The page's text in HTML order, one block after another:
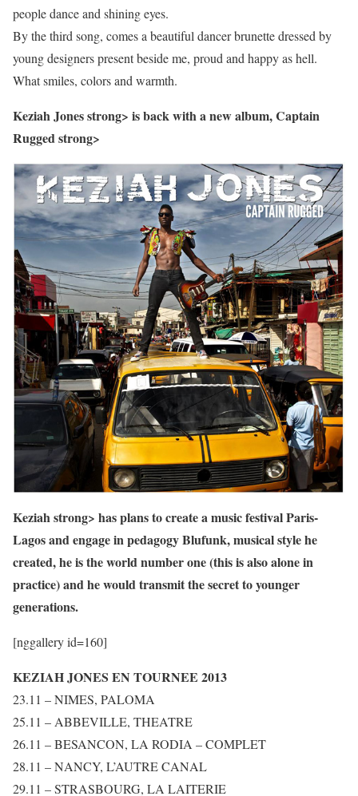
people dance and shining eyes.
By the third song, comes a beautiful dancer brunette dressed by
young designers present beside me, proud and happy as hell.
What smiles, colors and warmth.
Keziah Jones strong> is back with a new album,Captain
Rugged strong>
Keziah strong> has plans to create a music festival Paris-
Lagos and engage in pedagogy Blufunk, musical style he
created, he is the world number one (this is also alone in
practice) and he would transmit the secret to younger
generations.
[nggallery id=160]
KEZIAH JONES EN TOURNEE 2013
23.11 – NIMES, PALOMA
25.11 – ABBEVILLE, THEATRE
26.11 – BESANCON, LA RODIA – COMPLET
28.11 – NANCY, L’AUTRE CANAL
29.11 – STRASBOURG, LA LAITERIE